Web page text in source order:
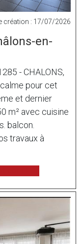
création : 17/07/2026
en-
- CHALONS,
pour cet
et dernier
m² avec cuisine
balcon.
travaux à